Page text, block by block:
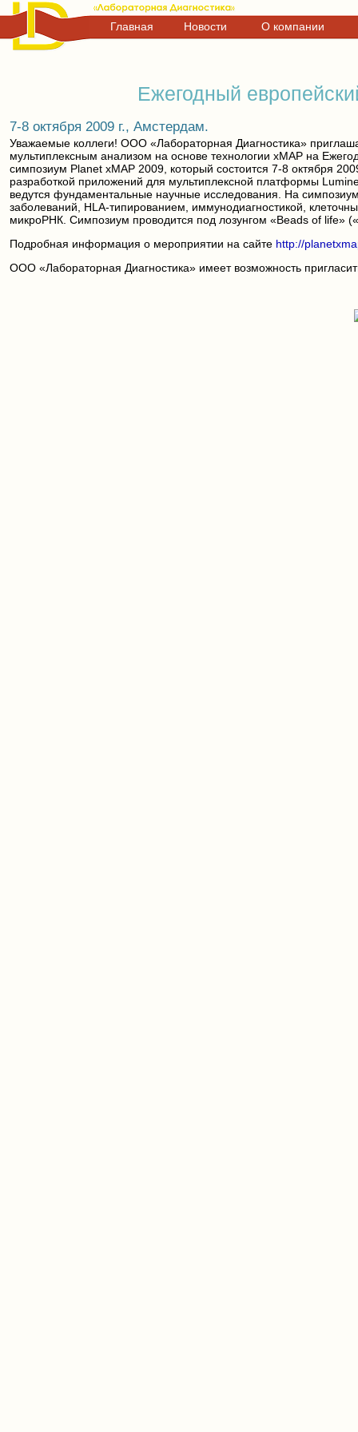
Главная Новости О компании
Ежегодный
7-8 октября 2009 г., Амстердам.
Уважаемые коллеги! ООО «Лабораторная Диагностика»
мультиплексным анализом на основе технологии xMAP на
симпозиум Planet xMAP 2009, который состоится 7-8 октября
разработкой приложений для мультиплексной платформы
ведутся фундаментальные научные исследования. На
заболеваний, HLA-типированием, иммунодиагностикой,
микроРНК. Симпозиум проводится под лозунгом «Beads of life»
Подробная информация о мероприятии на сайте http://
ООО «Лабораторная Диагностика» имеет возможность